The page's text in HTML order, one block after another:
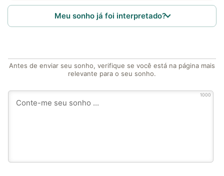
Meu sonho já foi interpretado?
Antes de enviar seu sonho, verifique se você está na página mais
relevante para o seu sonho.
1000